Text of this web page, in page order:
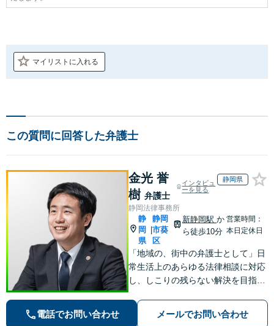
マイリストに入れる
この質問に回答した弁護士
金光 誉
樹 弁護士
インタビュ
ーを見る
静岡県
静岡法律事務所
静
岡
県
静岡
市葵
区
新静岡駅か
ら徒歩10分
営業時間：
本日定休日
「地域の、街中の弁護士として」日
常生活上のあらゆる法律相談に対応
し、しこりの残らない解決を目指し
た」と心から思っていただけるよ
う、どのような案件にも誠心誠意取
電話でお問い合わせ メールでお問い合わせ